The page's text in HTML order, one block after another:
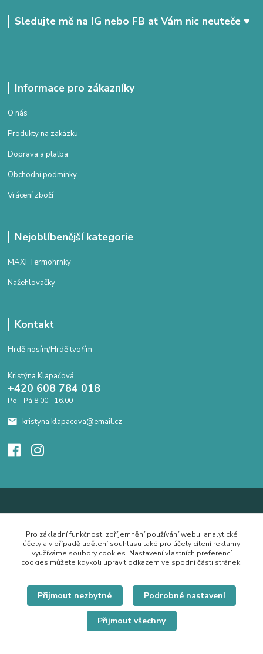
Sledujte mě na IG nebo FB ať Vám nic neuteče ♥
Informace pro zákazníky
O nás
Produkty na zakázku
Doprava a platba
Obchodní podmínky
Vrácení zboží
Nejoblíbenější kategorie
MAXI Termohrnky
Nažehlovačky
Kontakt
Hrdě nosím/Hrdě tvořím
Kristýna Klapačová
+420 608 784 018
Po - Pá 8.00 - 16.00
kristyna.klapacova@email.cz
Pro základní funkčnost, zpříjemnění používání webu, analytické
účely a v případě udělení souhlasu také pro účely cílení reklamy
využíváme soubory cookies. Nastavení vlastních preferencí
cookies můžete kdykoli upravit odkazem ve spodní části stránek.
Přijmout nezbytné Podrobné nastavení
Přijmout všechny